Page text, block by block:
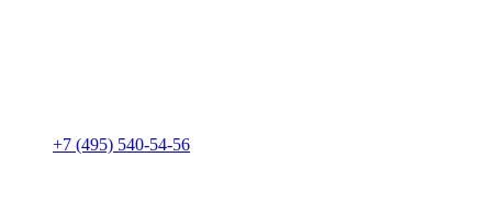
+7 (495) 540-54-56